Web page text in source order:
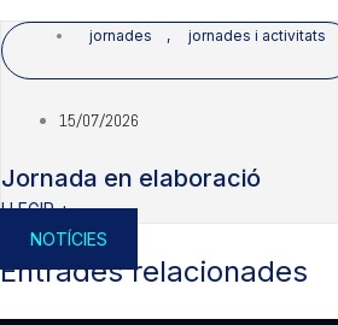
jornades , jornades i activitats
15/07/2026
Jornada en elaboració
LLEGIR +
NOTÍCIES
Entrades relacionades